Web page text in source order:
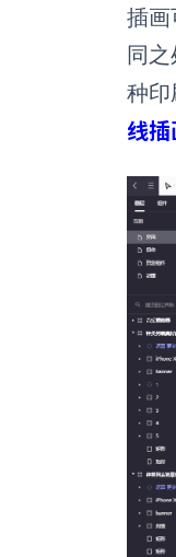
插画
同
种印
线